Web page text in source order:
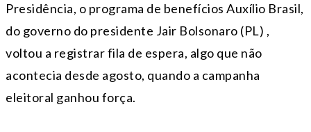
Presidência, o programa de benefícios Auxílio Brasil,
do governo do presidente Jair Bolsonaro (PL) ,
voltou a registrar fila de espera, algo que não
acontecia desde agosto, quando a campanha
eleitoral ganhou força.